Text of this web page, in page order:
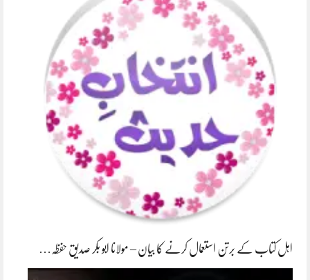
اہل کتاب کے برتن استعمال کرنے کا بیان – مولانا ابو بکر صدیق حفظہ…